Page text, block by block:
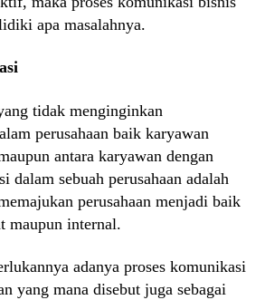
apa masalahnya.
tidak menginginkan
perusahaan baik karyawan
antara karyawan dengan
dalam sebuah perusahaan adalah
perusahaan menjadi baik
maupun internal.
adanya proses komunikasi
yang mana disebut juga sebagai